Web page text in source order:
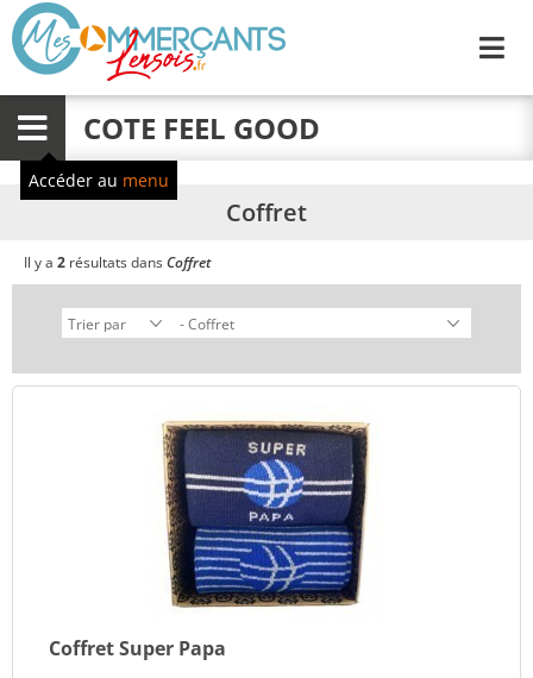
Menu COTE FEEL GOOD
Accéder au menu
Coffret
Il y a 2 résultats dansCoffret
Coffret Super Papa